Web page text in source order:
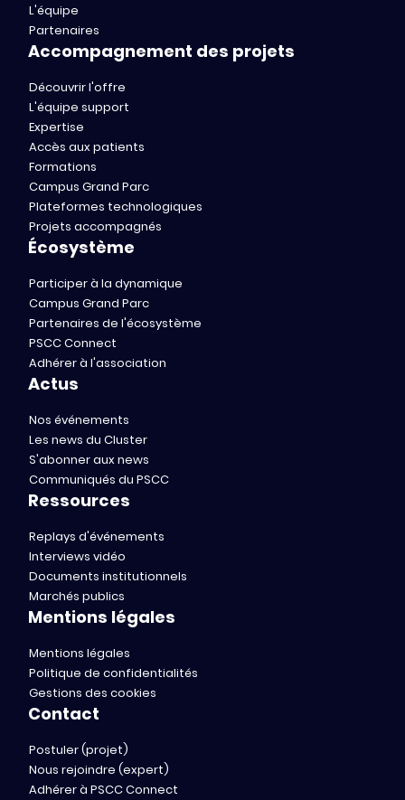
L'équipe
Partenaires
Accompagnement des projets
Découvrir l'offre
L'équipe support
Expertise
Accès aux patients
Formations
Campus Grand Parc
Plateformes technologiques
Projets accompagnés
Écosystème
Participer à la dynamique
Campus Grand Parc
Partenaires de l'écosystème
PSCC Connect
Adhérer à l'association
Actus
Nos événements
Les news du Cluster
S'abonner aux news
Communiqués du PSCC
Ressources
Replays d'événements
Interviews vidéo
Documents institutionnels
Marchés publics
Mentions légales
Mentions légales
Politique de confidentialités
Gestions des cookies
Contact
Postuler (projet)
Nous rejoindre (expert)
Adhérer à PSCC Connect